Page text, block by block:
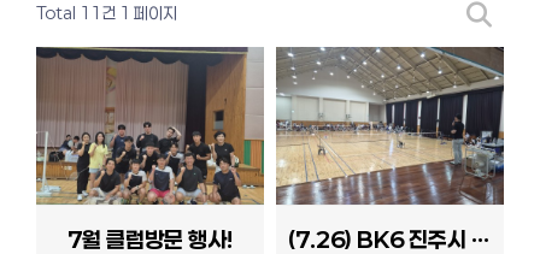
Total 11건 1 페이지
7월 클럽방문 행사! (7.26) BK6 진주시 리그전_상반기